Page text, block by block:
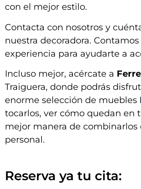
con el mejor estilo.
Contacta con nosotros y
nuestra decoradora.
experiencia para ayudarte a
Incluso mejor, acércate a
Traiguera, donde podrás
enorme selección de muebles
tocarlos, ver cómo quedan en
mejor manera de combinarlos
personal.
Reserva ya tu cita: